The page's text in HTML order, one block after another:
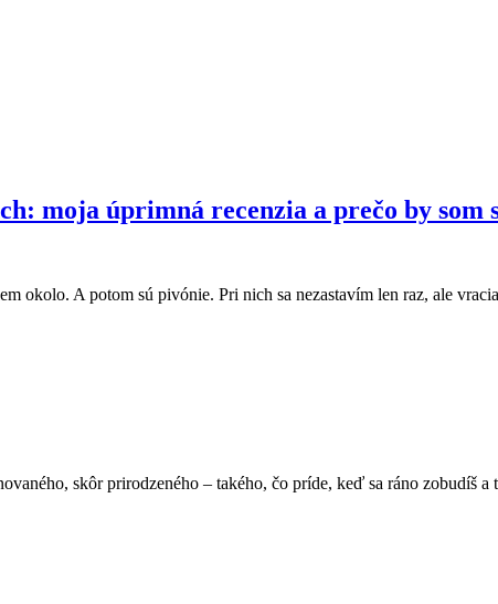
moja úprimná recenzia a prečo by som
okolo. A potom sú pivónie. Pri nich sa nezastavím len raz, ale
skôr prirodzeného – takého, čo príde, keď sa ráno